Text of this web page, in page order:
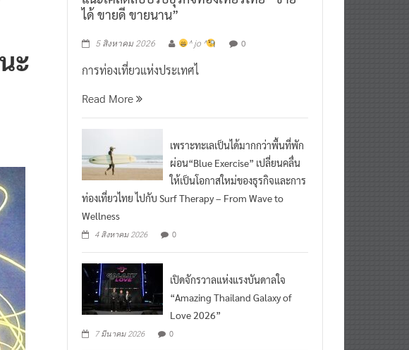
ะ
ได้ ขายดี ขายนาน”
5 สิงหาคม 2026 ^ jo ^ 0
การท่องเที่ยวแห่งประเทศไ
Read More
เพราะทะเลเป็นได้มากกว่าพื้นที่พัก
ผ่อน“Blue Exercise” เปลี่ยนคลื่น
ให้เป็นโอกาสใหม่ของธุรกิจและการ
ท่องเที่ยวไทย ไปกับ Surf Therapy – From Wave to
Wellness
4 สิงหาคม 2026 0
เปิดจักรวาลแห่งแรงบันดาลใจ
“Amazing Thailand Galaxy of
Love 2026”
7 มีนาคม 2026 0